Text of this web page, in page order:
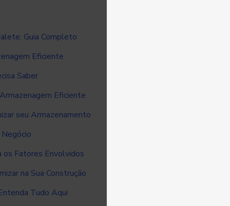
Guia Completo
Eficiente
Saber
Eficiente
seu Armazenamento
os Fatores Envolvidos
na Sua Construção
Tudo Aqui